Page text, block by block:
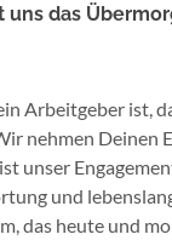
das
Arbeitgeber ist,
nehmen Deinen
unser
und
das heute und